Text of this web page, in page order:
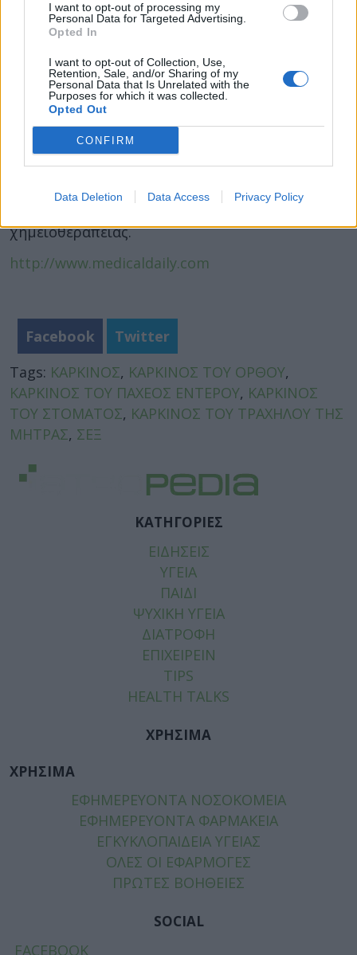
I want to opt-out of processing my
Personal Data for Targeted Advertising.
Opted In
I want to opt-out of Collection, Use,
Retention, Sale, and/or Sharing of my
Personal Data that Is Unrelated with the
Purposes for which it was collected.
Opted Out
CONFIRM
Data Deletion Data Access Privacy Policy
προς το παρόν, ο μόνος αποδεδειγμένος τρόπος
να συλληφθεί ο ιός είναι μέσω της σεξουαλικής
δραστηριότητας.
Τα πρώτα συμπτώματα του καρκίνου του
κόλπου και του αιδοίου περιλαμβάνουν
ανώμαλη αιμορραγία και εξογκώματα, αλλά δεν
υπάρχει κάποιο πρότυπο τεστ για τον εν λόγω
καρκίνο. Και οι δύο αυτοί καρκίνοι είναι
ιδιαίτερα θεραπεύσιμοι, όταν εντοπίζονται
χημειοθεραπείας.
http://www.medicaldaily.com
Facebook
Twitter
Tags: ΚΑΡΚΙΝΟΣ, ΚΑΡΚΙΝΟΣ ΤΟΥ ΟΡΘΟΥ,
ΚΑΡΚΙΝΟΣ ΤΟΥ ΠΑΧΕΟΣ ΕΝΤΕΡΟΥ, ΚΑΡΚΙΝΟΣ
ΤΟΥ ΣΤΟΜΑΤΟΣ, ΚΑΡΚΙΝΟΣ ΤΟΥ ΤΡΑΧΗΛΟΥ ΤΗΣ
ΜΗΤΡΑΣ, ΣΕΞ
ΚΑΤΗΓΟΡΙΕΣ
ΕΙΔΗΣΕΙΣ
ΥΓΕΙΑ
ΠΑΙΔΙ
ΨΥΧΙΚΗ ΥΓΕΙΑ
ΔΙΑΤΡΟΦΗ
ΕΠΙΧΕΙΡΕΙΝ
TIPS
HEALTH TALKS
ΧΡΗΣΙΜΑ
ΧΡΗΣΙΜΑ
ΕΦΗΜΕΡΕΥΟΝΤΑ ΝΟΣΟΚΟΜΕΙΑ
ΕΦΗΜΕΡΕΥΟΝΤΑ ΦΑΡΜΑΚΕΙΑ
ΕΓΚΥΚΛΟΠΑΙΔΕΙΑ ΥΓΕΙΑΣ
ΟΛΕΣ ΟΙ ΕΦΑΡΜΟΓΕΣ
ΠΡΩΤΕΣ ΒΟΗΘΕΙΕΣ
SOCIAL
FACEBOOK